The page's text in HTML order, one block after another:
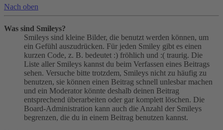
Nach oben
Was sind Smileys?
Smileys sind kleine Bilder, die benutzt werden können, um
ein Gefühl auszudrücken. Für jeden Smiley gibt es einen
kurzen Code, z. B. bedeutet :) fröhlich und :( traurig. Die
Liste aller Smileys kannst du beim Verfassen eines Beitrags
sehen. Versuche bitte trotzdem, Smileys nicht zu häufig zu
benutzen, sie können einen Beitrag schnell unlesbar machen
und ein Moderator könnte deshalb deinen Beitrag
entsprechend überarbeiten oder gar komplett löschen. Die
Board-Administration kann auch die Anzahl der Smileys
begrenzen, die du in einem Beitrag benutzen kannst.